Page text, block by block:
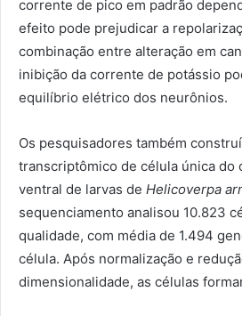
corrente de pico em padrão
efeito pode prejudicar a
combinação entre alteração em
inibição da corrente de potássio
equilíbrio elétrico dos neurônios.
Os pesquisadores também
transcriptômico de célula única do
ventral de larvas de Helicoverpa
sequenciamento analisou 10.823
qualidade, com média de 1.494
célula. Após normalização e
dimensionalidade, as células